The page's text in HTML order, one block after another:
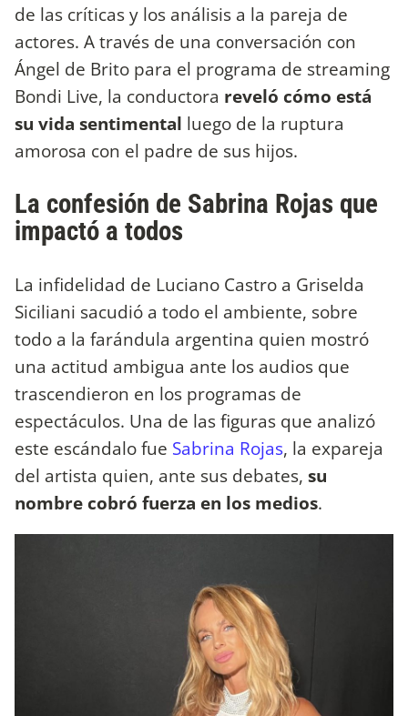
de las críticas y los análisis a la pareja de
actores. A través de una conversación con
Ángel de Brito para el programa de streaming
Bondi Live, la conductora reveló cómo está
su vida sentimental luego de la ruptura
amorosa con el padre de sus hijos.
La confesión de Sabrina Rojas que
impactó a todos
La infidelidad de Luciano Castro a Griselda
Siciliani sacudió a todo el ambiente, sobre
todo a la farándula argentina quien mostró
una actitud ambigua ante los audios que
trascendieron en los programas de
espectáculos. Una de las figuras que analizó
este escándalo fue Sabrina Rojas, la expareja
del artista quien, ante sus debates, su
nombre cobró fuerza en los medios.